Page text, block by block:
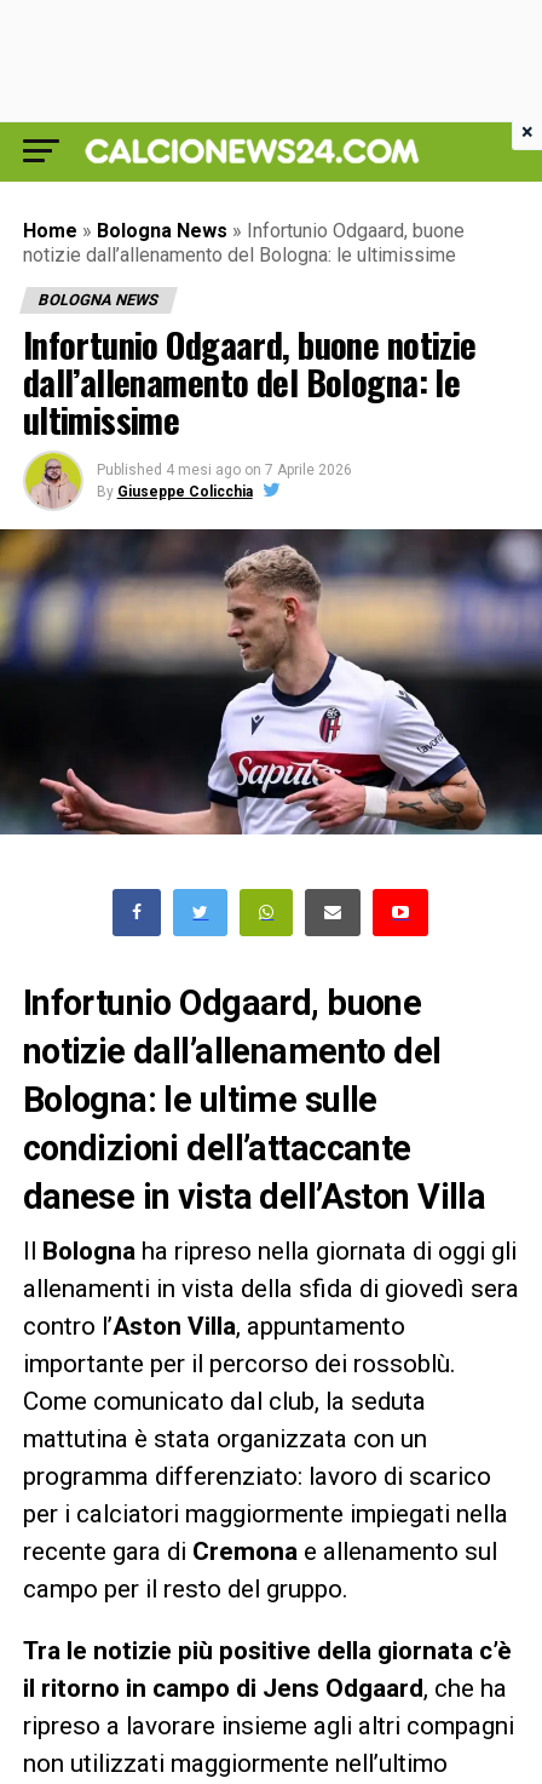
Home » Bologna News » Infortunio Odgaard, buone
notizie dall’allenamento del Bologna: le ultimissime
BOLOGNA NEWS
Infortunio Odgaard, buone notizie
dall’allenamento del Bologna: le
ultimissime
Published 4 mesi ago on 7 Aprile 2026
By Giuseppe Colicchia
Infortunio Odgaard, buone
notizie dall’allenamento del
Bologna: le ultime sulle
condizioni dell’attaccante
danese in vista dell’Aston Villa
Il Bologna ha ripreso nella giornata di oggi gli
allenamenti in vista della sfida di giovedì sera
contro l’Aston Villa, appuntamento
importante per il percorso dei rossoblù.
Come comunicato dal club, la seduta
mattutina è stata organizzata con un
programma differenziato: lavoro di scarico
per i calciatori maggiormente impiegati nella
recente gara di Cremona e allenamento sul
campo per il resto del gruppo.
Tra le notizie più positive della giornata c’è
il ritorno in campo di Jens Odgaard, che ha
ripreso a lavorare insieme agli altri compagni
non utilizzati maggiormente nell’ultimo
×